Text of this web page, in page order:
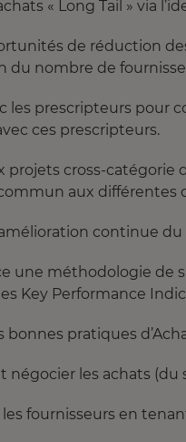
« Long Tail » via
de réduction
du nombre de
les prescripteurs pour
ces prescripteurs.
projets cross-catégorie
aux différentes
continue
une méthodologie de
Key Performance
bonnes pratiques
négocier les achats
les fournisseurs en